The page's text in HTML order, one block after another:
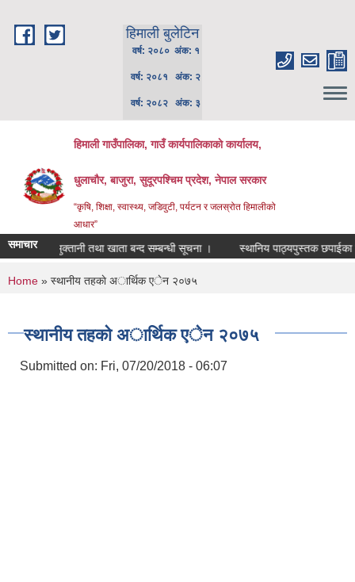
हिमाली बुलेटिन
वर्ष: २०८० अंक: १
वर्ष: २०८१ अंक: २
वर्ष: २०८२ अंक: ३
हिमाली गाउँपालिका, गाउँ कार्यपालिकाकाे कार्यालय,
धुलाचौर, बाजुरा, सुदूरपश्चिम प्रदेश, नेपाल सरकार
“कृषि, शिक्षा, स्वास्थ्य, जडिवुटी, पर्यटन र जलस्रोत हिमालीको
आधार”
समाचार
को भुक्तानी तथा खाता बन्द सम्बन्धी सूचना । स्थानिय पाठ्यपुस्तक छपाईका
You are here
Home » स्थानीय तहकाे अार्थिक एेन २०७५
स्थानीय तहकाे अार्थिक एेन २०७५
Submitted on: Fri, 07/20/2018 - 06:07